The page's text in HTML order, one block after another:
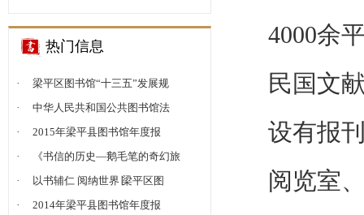
热门信息
·
梁平区图书馆“十三五”发展规
·
中华人民共和国公共图书馆法
·
2015年梁平县图书馆年度报
·
《书信的历史—鹅毛笔的奇幻旅
·
以书辅仁 阅纳世界∣梁平区图
·
2014年梁平县图书馆年度报
4000余
民国文
设有报
阅览室